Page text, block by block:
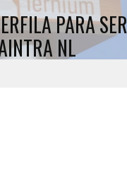
PARA SER
NL